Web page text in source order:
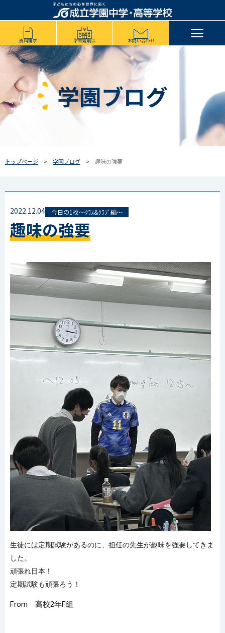
資料請求 学校説明会 お問い合わせ
学園ブログ
トップページ 学園ブログ 趣味の強要
2022.12.04 今日の1枚～ｸﾗｽ&ｸﾗﾌﾞ編～
趣味の強要
生徒には定期試験があるのに、担任の先生が趣味を強要してきま
した。
頑張れ日本！
定期試験も頑張ろう！
From 高校2年F組